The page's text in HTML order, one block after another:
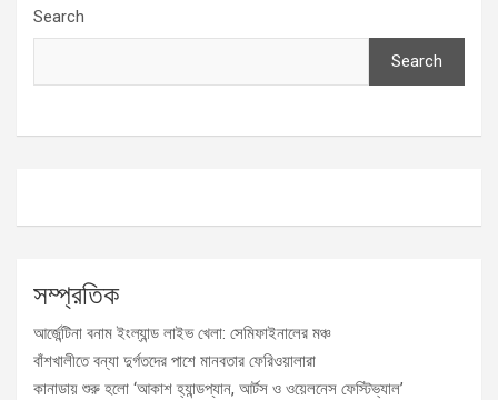
Search
Search
সম্প্রতিক
আর্জেন্টিনা বনাম ইংল্যান্ড লাইভ খেলা: সেমিফাইনালের মঞ্চ
বাঁশখালীতে বন্যা দুর্গতদের পাশে মানবতার ফেরিওয়ালারা
কানাডায় শুরু হলো ‘আকাশ হ্যান্ডপ্যান, আর্টস ও ওয়েলনেস ফেস্টিভ্যাল’